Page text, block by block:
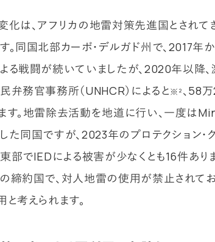
化は、アフリカの地雷対策先進国とされ
。同国北部カーボ・デルガド州で、2017
る戦闘が続いていましたが、2020年以降、
弁務官事務所（UNHCR）によると※²、58
す。地雷除去活動を地道に行い、一度は
た同国ですが、2023年のプロテクション・
部でIEDによる被害が少なくとも16件あり
締約国で、対人地雷の使用が禁止されて
と考えられます。